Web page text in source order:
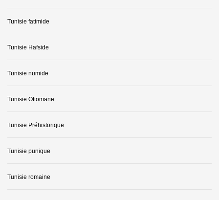
Tunisie fatimide
Tunisie Hafside
Tunisie numide
Tunisie Ottomane
Tunisie Préhistorique
Tunisie punique
Tunisie romaine